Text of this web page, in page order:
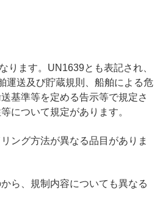
ります。UN1639とも表記され、
運送及び貯蔵規則、船舶による危
基準等を定める告示等で規定さ
について規定があります。
ング方法が異なる品目がありま
ら、規制内容についても異なる